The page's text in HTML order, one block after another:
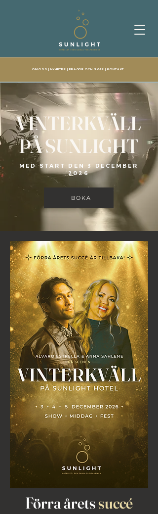
OM OSS| NYHETER | FRÅGOR OCH SVAR |KONTAKT
VINTERKVÄLL
PÅ SUNLIGHT
MED START DEN 3 DECEMBER
2026
BOKA
Förra åretssuccé